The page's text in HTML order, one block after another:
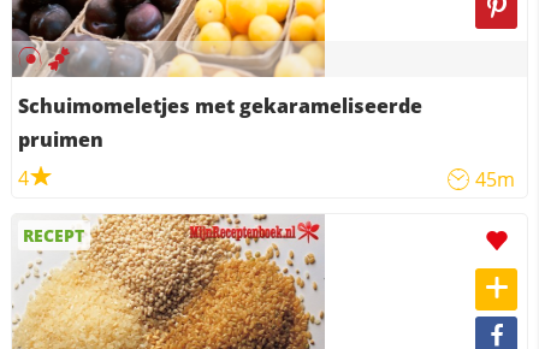
Schuimomeletjes met gekarameliseerde
pruimen
4
45m
RECEPT